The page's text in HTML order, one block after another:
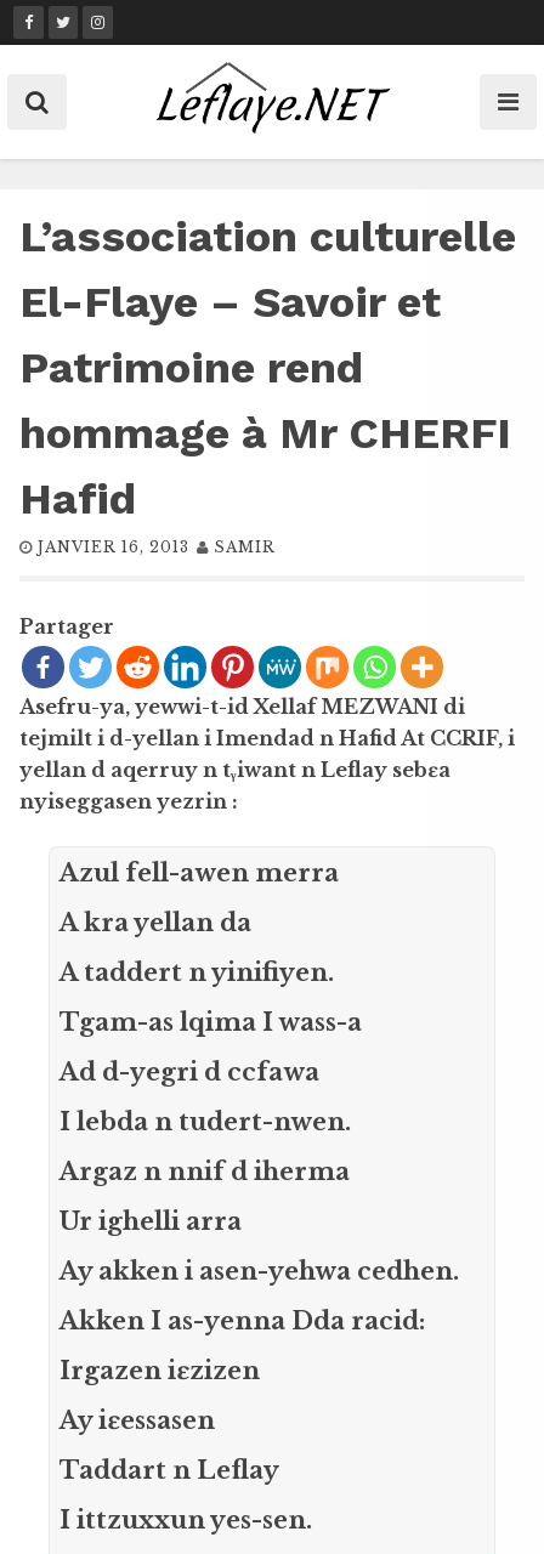
Skip
to
L’association culturelle
El-Flaye – Savoir et
Patrimoine rend
hommage à Mr CHERFI
Hafid
JANVIER 16, 2013 SAMIR
Partager
Asefru-ya, yewwi-t-id Xellaf MEZWANI di
tejmilt i d-yellan i Imendad n Hafid At CCRIF, i
yellan d aqerruy n tᵧiwant n Leflay sebɛa
nyiseggasen yezrin :
Azul fell-awen merra
A kra yellan da
A taddert n yinifiyen.
Tgam-as lqima I wass-a
Ad d-yegri d ccfawa
I lebda n tudert-nwen.
Argaz n nnif d iherma
Ur ighelli arra
Ay akken i asen-yehwa cedhen.
Akken I as-yenna Dda racid:
Irgazen iɛzizen
Ay iɛessasen
Taddart n Leflay
I ittzuxxun yes-sen.